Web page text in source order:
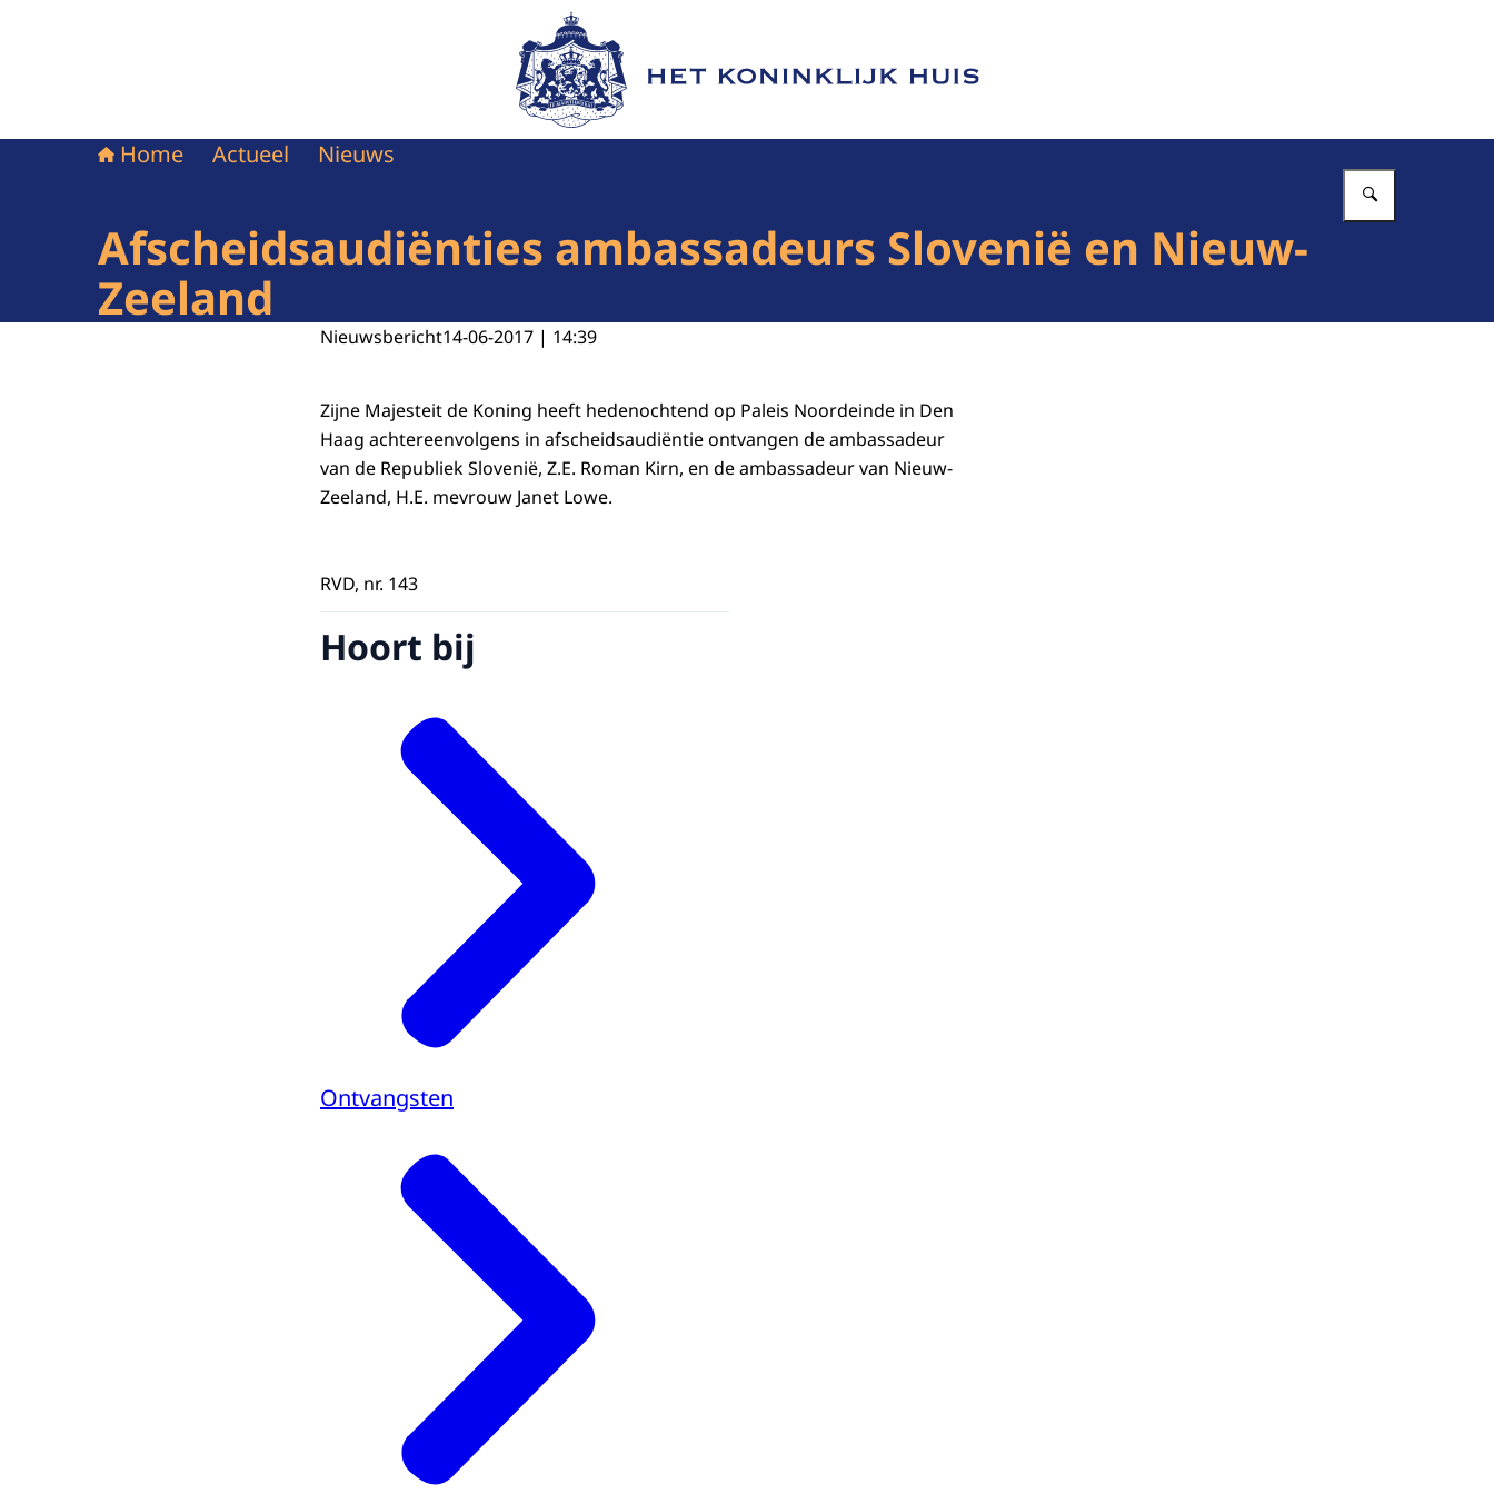
Naar de homepage van Het Koninklijk Huis
Home Actueel Nieuws
Afscheidsaudiënties ambassadeurs Slovenië en Nieuw-
Zeeland
Nieuwsbericht14-06-2017 | 14:39
Zijne Majesteit de Koning heeft hedenochtend op Paleis Noordeinde in Den
Haag achtereenvolgens in afscheidsaudiëntie ontvangen de ambassadeur
van de Republiek Slovenië, Z.E. Roman Kirn, en de ambassadeur van Nieuw-
Zeeland, H.E. mevrouw Janet Lowe.
RVD, nr. 143
Hoort bij
Ontvangsten